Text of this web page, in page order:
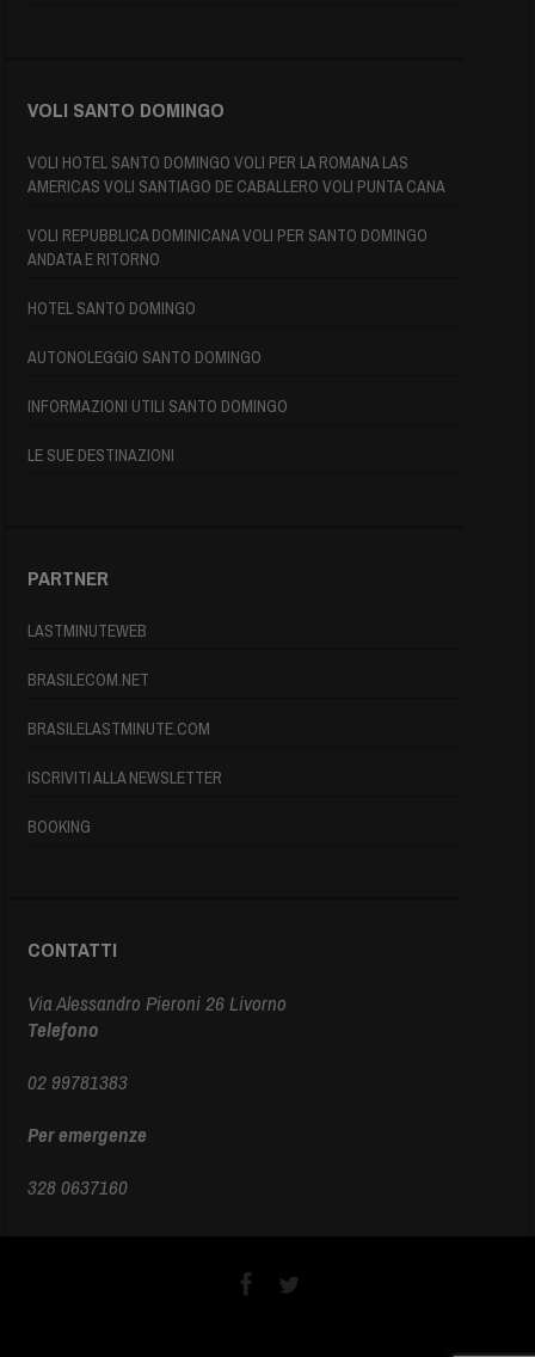
VOLI SANTO DOMINGO
VOLI HOTEL SANTO DOMINGO VOLI PER LA ROMANA LAS
AMERICAS VOLI SANTIAGO DE CABALLERO VOLI PUNTA CANA
VOLI REPUBBLICA DOMINICANA VOLI PER SANTO DOMINGO
ANDATA E RITORNO
HOTEL SANTO DOMINGO
AUTONOLEGGIO SANTO DOMINGO
INFORMAZIONI UTILI SANTO DOMINGO
LE SUE DESTINAZIONI
PARTNER
LASTMINUTEWEB
BRASILECOM.NET
BRASILELASTMINUTE.COM
ISCRIVITI ALLA NEWSLETTER
BOOKING
CONTATTI
Via Alessandro Pieroni 26 Livorno
Telefono
02 99781383
Per emergenze
328 0637160